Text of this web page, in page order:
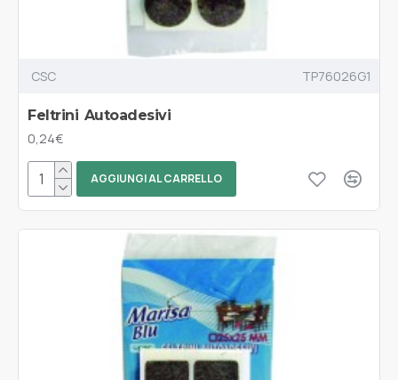
CSC TP76026G1
Feltrini Autoadesivi
0,24€
AGGIUNGI AL CARRELLO